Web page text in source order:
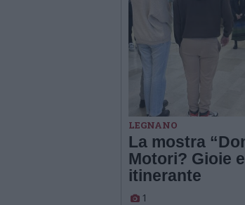
LEGNANO
La mostra
Motori? Gioie
itinerante
1